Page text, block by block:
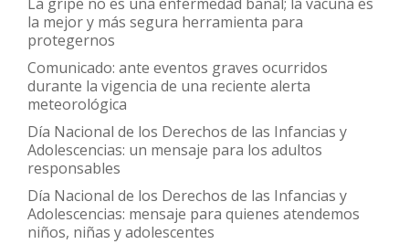
la mejor y más segura herramienta para
protegernos
Comunicado: ante eventos graves ocurridos
durante la vigencia de una reciente alerta
meteorológica
Día Nacional de los Derechos de las Infancias y
Adolescencias: un mensaje para los adultos
responsables
Día Nacional de los Derechos de las Infancias y
Adolescencias: mensaje para quienes atendemos
niños, niñas y adolescentes